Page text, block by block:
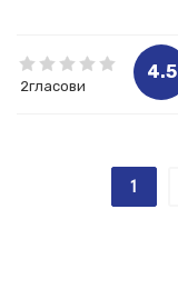
2гласови
4.5
1